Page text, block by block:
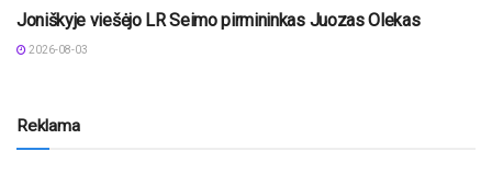
Joniškyje viešėjo LR Seimo pirmininkas Juozas Olekas
2026-08-03
Reklama